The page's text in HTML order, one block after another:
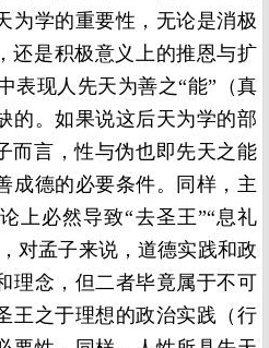
为学的重要性，无论是消极
还是积极意义上的推恩与扩
表现人先天为善之“能”（真
的。如果说这后天为学的部
而言，性与伪也即先天之能
成德的必要条件。同样，主
上必然导致“去圣王”“息礼
对孟子来说，道德实践和政
理念，但二者毕竟属于不可
王之于理想的政治实践（行